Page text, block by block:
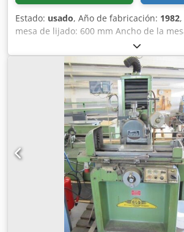
Estado: usado, Año de fabricación: 1982
mesa de lijado: 600 mm Ancho de la
mm Superficie de sujeción de la mesa:
Dimensiones del disco de lijado: 400 x
Crodpfxjzip H Ae Apcof Placa
Velocidad de rotación del husillo de
de la máquina: aprox. 2,5 t Espacio
2,0 x 2,2 m Máquina de lijado plano -
Sistema de refrigeración